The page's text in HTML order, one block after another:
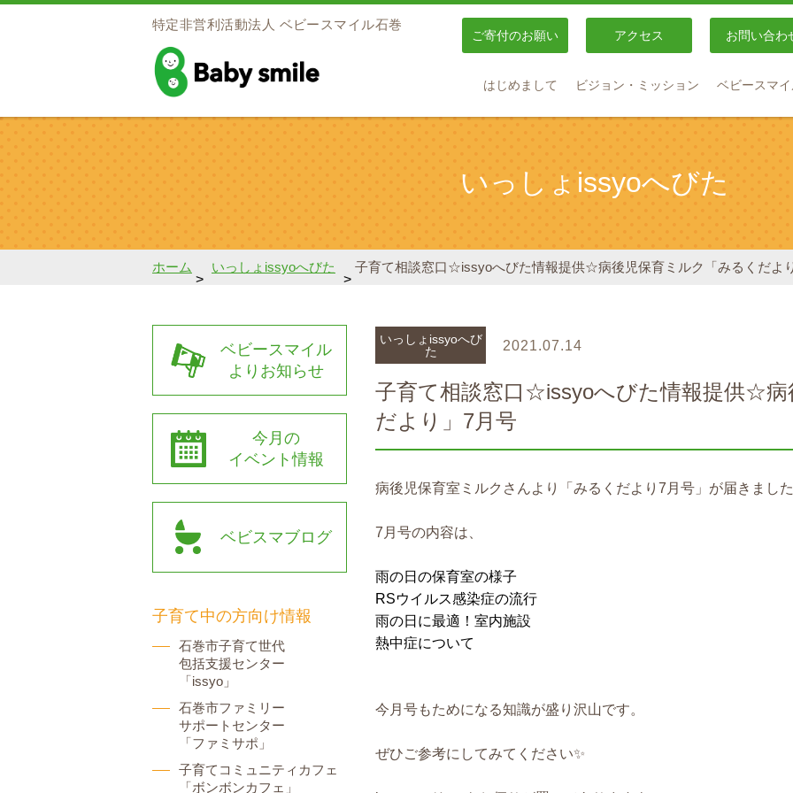
特定非営利活動法人 ベビースマイル石巻
ご寄付のお願い アクセス お問い合わ
はじめまして ビジョン・ミッション ベビースマ
いっしょissyoへびた
ホーム
>
いっしょissyoへびた
>
子育て相談窓口☆issyoへびた情報提供☆病後児保育ミルク「みるくだよ
いっしょissyoへび
た
2021.07.14
子育て相談窓口☆issyoへびた情報提供☆病
だより」7月号
病後児保育室ミルクさんより「みるくだより 7 月号」が届きまし
7 月号の内容は、
雨の日の保育室の様子
RSウイルス感染症の流行
雨の日に最適！室内施設
熱中症について
今月号もためになる知識が盛り沢山です。
ぜひご参考にしてみてください✨
ベビースマイル
よりお知らせ
今月の
イベント情報
ベビスマブログ
子育て中の方向け情報
石巻市子育て世代
包括支援センター
「issyo」
石巻市ファミリー
サポートセンター
「ファミサポ」
子育てコミュニティカフェ
「ボンボンカフェ」